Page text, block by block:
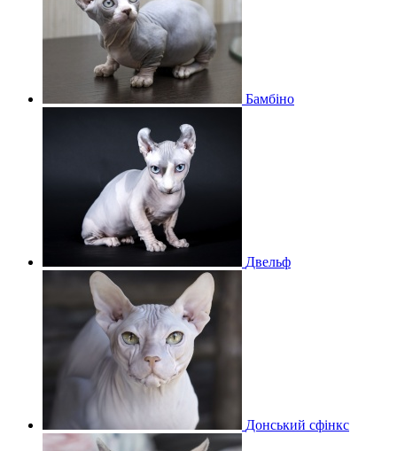
Бамбіно
Двельф
Донський сфінкс